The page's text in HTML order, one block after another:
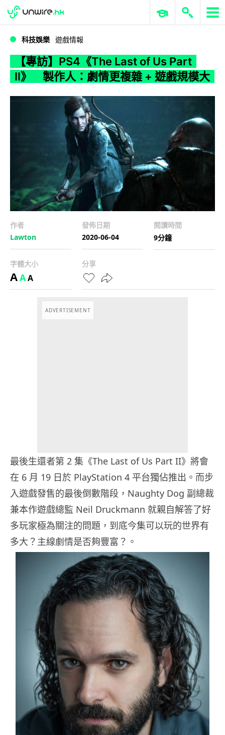
WWDC 2026 ERP 與商業 AI
科技娛樂 遊戲情報
【專訪】PS4《The Last of Us Part
II》 製作人：劇情更複雜 + 遊戲規模大
作者
Lawton
發佈日期
2020-06-04
閱讀時間
9分鐘
字體大小
AAA
分享
ADVERTISEMENT
最後生還者第 2 集《The Last of Us Part II》將會
在 6 月 19 日於 PlayStation 4 平台獨佔推出。而步
入遊戲發售的最後倒數階段，Naughty Dog 副總裁
兼本作遊戲總監 Neil Druckmann 就親自解答了好
多玩家極為關注的問題，到底今集可以玩的世界有
多大？主線劇情是否夠豐富？。